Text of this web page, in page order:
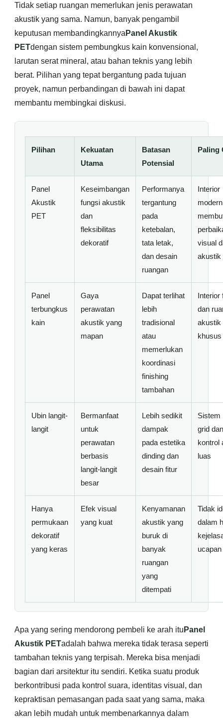
Tidak setiap ruangan memerlukan jenis perawatan
akustik yang sama. Namun, banyak pengambil
keputusan membandingkannya Panel Akustik
PETdengan sistem pembungkus kain konvensional,
larutan serat mineral, atau bahan teknis yang lebih
berat. Pilihan yang tepat bergantung pada tujuan
proyek, namun perbandingan di bawah ini dapat
membantu membingkai diskusi.
Pilihan
Kekuatan
Utama
Batasan
Potensial
Paling
Panel
Akustik
PET
Keseimbangan
fungsi akustik
dan
fleksibilitas
dekoratif
Performanya
tergantung
pada
ketebalan,
tata letak,
dan desain
ruangan
Interior
modern
visual
akustik
Panel
terbungkus
kain
Gaya
perawatan
akustik yang
mapan
Dapat terlihat
lebih
tradisional
atau
memerlukan
koordinasi
finishing
tambahan
Interior
dan
akustik
khusus
Ubin langit-
langit
Bermanfaat
untuk
perawatan
berbasis
langit-langit
besar
Lebih sedikit
dampak
pada estetika
dinding dan
desain fitur
Sistem
grid dan
kontrol
luas
Hanya
permukaan
dekoratif
yang keras
Efek visual
yang kuat
Kenyamanan
akustik yang
buruk di
banyak
ruangan
yang
ditempati
Tidak
dalam
ucapan
Apa yang sering mendorong pembeli ke arah itu Panel
Akustik PETadalah bahwa mereka tidak terasa seperti
tambahan teknis yang terpisah. Mereka bisa menjadi
bagian dari arsitektur itu sendiri. Ketika suatu produk
berkontribusi pada kontrol suara, identitas visual, dan
kepraktisan pemasangan pada saat yang sama, maka
akan lebih mudah untuk membenarkannya dalam